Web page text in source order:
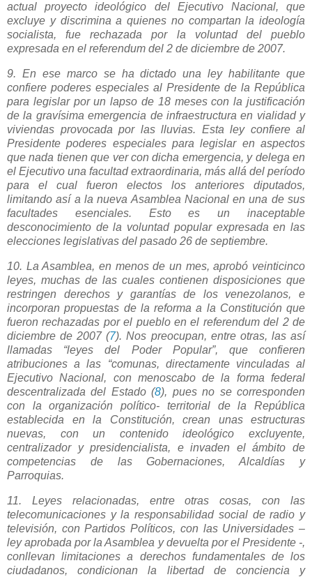
actual proyecto ideológico del Ejecutivo Nacional, que
excluye y discrimina a quienes no compartan la ideología
socialista, fue rechazada por la voluntad del pueblo
expresada en el referendum del 2 de diciembre de 2007.
9. En ese marco se ha dictado una ley habilitante que
confiere poderes especiales al Presidente de la República
para legislar por un lapso de 18 meses con la justificación
de la gravísima emergencia de infraestructura en vialidad y
viviendas provocada por las lluvias. Esta ley confiere al
Presidente poderes especiales para legislar en aspectos
que nada tienen que ver con dicha emergencia, y delega en
el Ejecutivo una facultad extraordinaria, más allá del período
para el cual fueron electos los anteriores diputados,
limitando así a la nueva Asamblea Nacional en una de sus
facultades esenciales. Esto es un inaceptable
desconocimiento de la voluntad popular expresada en las
elecciones legislativas del pasado 26 de septiembre.
10. La Asamblea, en menos de un mes, aprobó veinticinco
leyes, muchas de las cuales contienen disposiciones que
restringen derechos y garantías de los venezolanos, e
incorporan propuestas de la reforma a la Constitución que
fueron rechazadas por el pueblo en el referendum del 2 de
diciembre de 2007 (7). Nos preocupan, entre otras, las así
llamadas “leyes del Poder Popular”, que confieren
atribuciones a las “comunas, directamente vinculadas al
Ejecutivo Nacional, con menoscabo de la forma federal
descentralizada del Estado (8), pues no se corresponden
con la organización político- territorial de la República
establecida en la Constitución, crean unas estructuras
nuevas, con un contenido ideológico excluyente,
centralizador y presidencialista, e invaden el ámbito de
competencias de las Gobernaciones, Alcaldías y
Parroquias.
11. Leyes relacionadas, entre otras cosas, con las
telecomunicaciones y la responsabilidad social de radio y
televisión, con Partidos Políticos, con las Universidades –
ley aprobada por la Asamblea y devuelta por el Presidente -,
conllevan limitaciones a derechos fundamentales de los
ciudadanos, condicionan la libertad de conciencia y